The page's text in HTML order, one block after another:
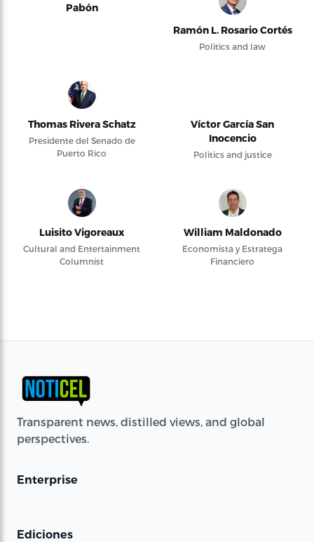
Pabón
Ramón L. Rosario Cortés
Politics and law
Thomas Rivera Schatz
Presidente del Senado de
Puerto Rico
Víctor García San
Inocencio
Politics and justice
Luisito Vigoreaux
Cultural and Entertainment
Columnist
William Maldonado
Economista y Estratega
Financiero
Transparent news, distilled views, and global
perspectives.
Enterprise
Ediciones